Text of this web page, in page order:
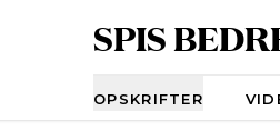
SPIS
OPSKRIFTER